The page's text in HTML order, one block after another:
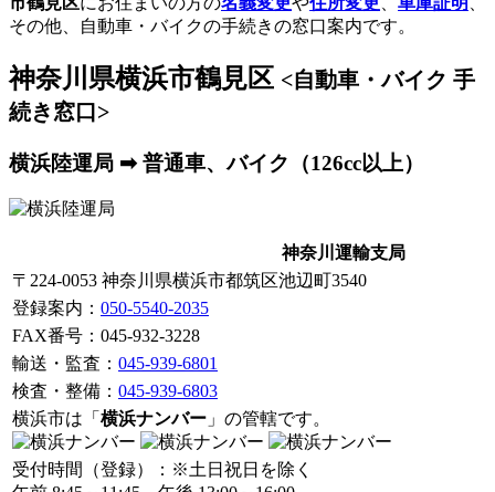
その他、自動車・バイクの手続きの窓口案内です。
神奈川県横浜市鶴見区 <自動車・バイク 手
続き窓口>
横浜陸運局 ➡ 普通車、バイク（126cc以上）
神奈川運輸支局
〒224-0053 神奈川県横浜市都筑区池辺町3540
登録案内 ： 050-5540-2035
FAX番号：045-932-3228
輸送・監査： 045-939-6801
検査・整備： 045-939-6803
横浜市は「 横浜ナンバー 」の管轄です。
受付時間（登録）：※土日祝日を除く